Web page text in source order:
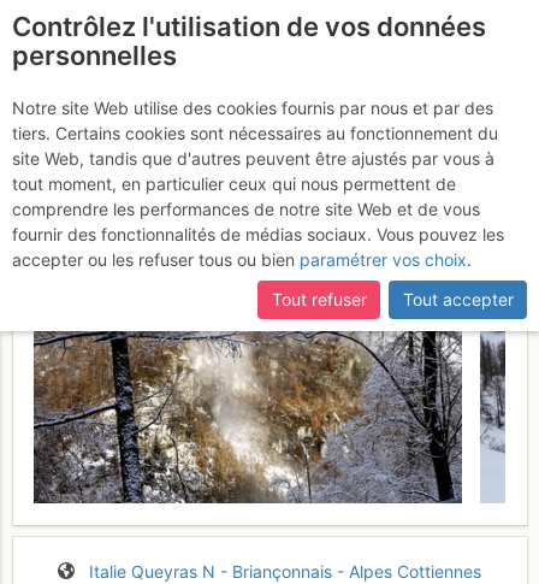
Rocca Bianca : Depuis le
pont de Gianna
Vendredi 3 février
2017
Italie Queyras N - Briançonnais - Alpes Cottiennes
Contrôlez l'utilisation de vos données
personnelles
Notre site Web utilise des cookies fournis par nous et par des
tiers. Certains cookies sont nécessaires au fonctionnement du
site Web, tandis que d'autres peuvent être ajustés par vous à
tout moment, en particulier ceux qui nous permettent de
comprendre les performances de notre site Web et de vous
fournir des fonctionnalités de médias sociaux. Vous pouvez les
accepter ou les refuser tous ou bien paramétrer vos choix.
Tout refuser
Tout accepter